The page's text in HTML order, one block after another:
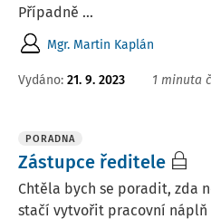
Případně ...
Mgr. Martin Kaplán
Vydáno: 21. 9. 2023 1 minuta
PORADNA
Zástupce ředitele
Chtěla bych se poradit, zda
stačí vytvořit pracovní náplň